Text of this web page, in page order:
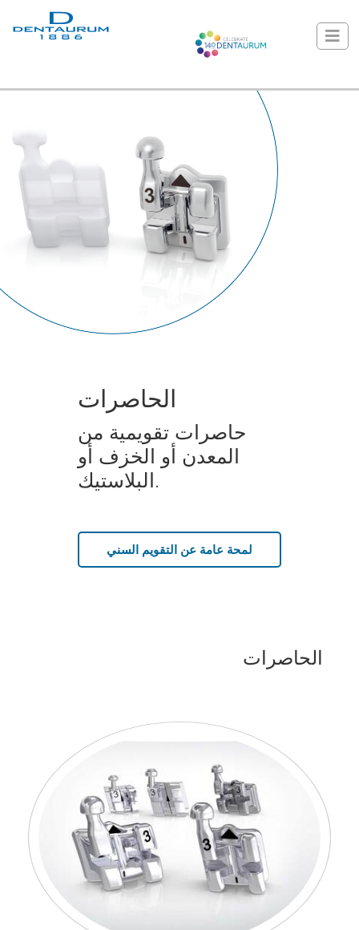
الحاصرات
حاصرات تقويمية من
المعدن أو الخزف أو
البلاستيك.
لمحة عامة عن التقويم السني
الحاصرات